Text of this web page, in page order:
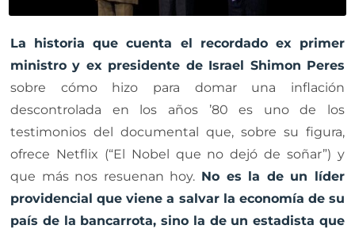
La historia que cuenta el recordado ex primer
ministro y ex presidente de Israel Shimon Peres
sobre cómo hizo para domar una inflación
descontrolada en los años ’80 es uno de los
testimonios del documental que, sobre su figura,
ofrece Netflix (“El Nobel que no dejó de soñar”) y
que más nos resuenan hoy. No es la de un líder
providencial que viene a salvar la economía de su
país de la bancarrota, sino la de un estadista que